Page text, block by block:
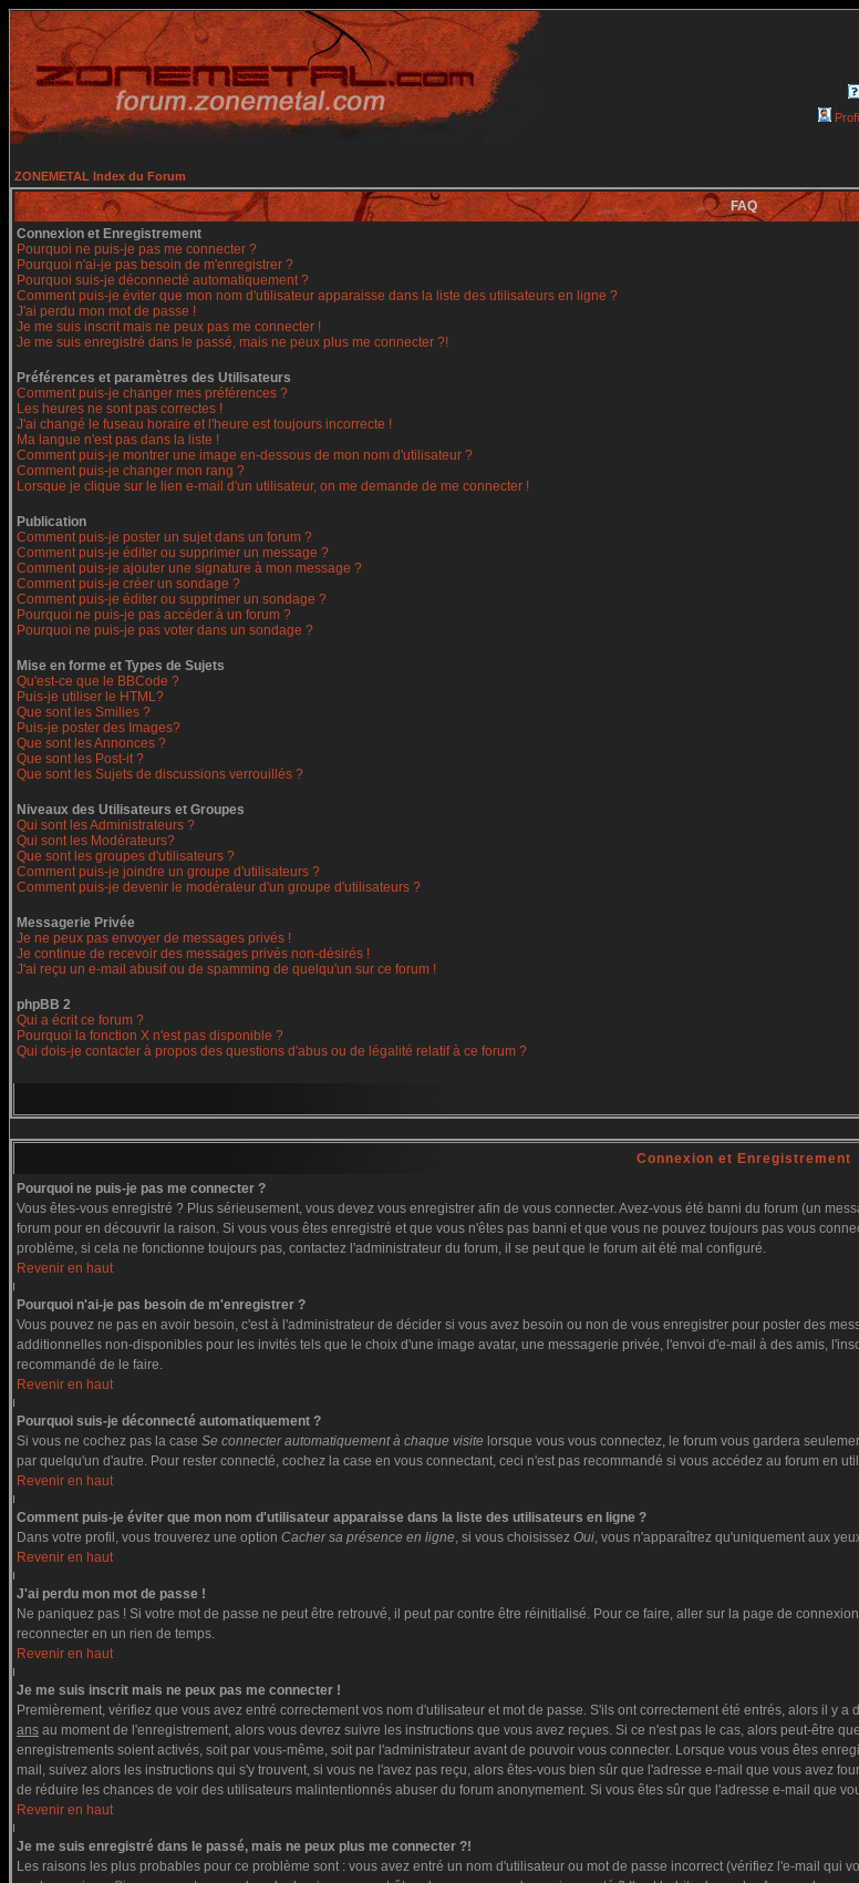
ZONEMETAL Index du Forum
FAQ
Connexion et Enregistrement
Pourquoi ne puis-je pas me connecter ?
Pourquoi n'ai-je pas besoin de m'enregistrer ?
Pourquoi suis-je déconnecté automatiquement ?
Comment puis-je éviter que mon nom d'utilisateur apparaisse dans la liste des utilisateurs en ligne ?
J'ai perdu mon mot de passe !
Je me suis inscrit mais ne peux pas me connecter !
Je me suis enregistré dans le passé, mais ne peux plus me connecter ?!
Préférences et paramètres des Utilisateurs
Comment puis-je changer mes préférences ?
Les heures ne sont pas correctes !
J'ai changé le fuseau horaire et l'heure est toujours incorrecte !
Ma langue n'est pas dans la liste !
Comment puis-je montrer une image en-dessous de mon nom d'utilisateur ?
Comment puis-je changer mon rang ?
Lorsque je clique sur le lien e-mail d'un utilisateur, on me demande de me connecter !
Publication
Comment puis-je poster un sujet dans un forum ?
Comment puis-je éditer ou supprimer un message ?
Comment puis-je ajouter une signature à mon message ?
Comment puis-je créer un sondage ?
Comment puis-je éditer ou supprimer un sondage ?
Pourquoi ne puis-je pas accéder à un forum ?
Pourquoi ne puis-je pas voter dans un sondage ?
Mise en forme et Types de Sujets
Qu'est-ce que le BBCode ?
Puis-je utiliser le HTML?
Que sont les Smilies ?
Puis-je poster des Images?
Que sont les Annonces ?
Que sont les Post-it ?
Que sont les Sujets de discussions verrouillés ?
Niveaux des Utilisateurs et Groupes
Qui sont les Administrateurs ?
Qui sont les Modérateurs?
Que sont les groupes d'utilisateurs ?
Comment puis-je joindre un groupe d'utilisateurs ?
Comment puis-je devenir le modérateur d'un groupe d'utilisateurs ?
Messagerie Privée
Je ne peux pas envoyer de messages privés !
Je continue de recevoir des messages privés non-désirés !
J'ai reçu un e-mail abusif ou de spamming de quelqu'un sur ce forum !
phpBB 2
Qui a écrit ce forum ?
Pourquoi la fonction X n'est pas disponible ?
Qui dois-je contacter à propos des questions d'abus ou de légalité relatif à ce forum ?
Connexion et Enregistrement
Pourquoi ne puis-je pas me connecter ?
Vous êtes-vous enregistré ? Plus sérieusement, vous devez vous enregistrer afin de vous connecter. Avez-vous été banni du forum (un
forum pour en découvrir la raison. Si vous vous êtes enregistré et que vous n'êtes pas banni et que vous ne pouvez toujours pas vous
problème, si cela ne fonctionne toujours pas, contactez l'administrateur du forum, il se peut que le forum ait été mal configuré.
Revenir en haut
Pourquoi n'ai-je pas besoin de m'enregistrer ?
Vous pouvez ne pas en avoir besoin, c'est à l'administrateur de décider si vous avez besoin ou non de vous enregistrer pour poster des
additionnelles non-disponibles pour les invités tels que le choix d'une image avatar, une messagerie privée, l'envoi d'e-mail à des amis,
recommandé de le faire.
Revenir en haut
Pourquoi suis-je déconnecté automatiquement ?
Si vous ne cochez pas la case Se connecter automatiquement à chaque visite lorsque vous vous connectez, le forum vous gardera
par quelqu'un d'autre. Pour rester connecté, cochez la case en vous connectant, ceci n'est pas recommandé si vous accédez au forum en
Revenir en haut
Comment puis-je éviter que mon nom d'utilisateur apparaisse dans la liste des utilisateurs en ligne ?
Dans votre profil, vous trouverez une option Cacher sa présence en ligne, si vous choisissez Oui, vous n'apparaîtrez qu'uniquement aux
Revenir en haut
J'ai perdu mon mot de passe !
Ne paniquez pas ! Si votre mot de passe ne peut être retrouvé, il peut par contre être réinitialisé. Pour ce faire, aller sur la page de
reconnecter en un rien de temps.
Revenir en haut
Je me suis inscrit mais ne peux pas me connecter !
Premièrement, vérifiez que vous avez entré correctement vos nom d'utilisateur et mot de passe. S'ils ont correctement été entrés, alors il y
ans au moment de l'enregistrement, alors vous devrez suivre les instructions que vous avez reçues. Si ce n'est pas le cas, alors peut-être
enregistrements soient activés, soit par vous-même, soit par l'administrateur avant de pouvoir vous connecter. Lorsque vous vous êtes
mail, suivez alors les instructions qui s'y trouvent, si vous ne l'avez pas reçu, alors êtes-vous bien sûr que l'adresse e-mail que vous avez
de réduire les chances de voir des utilisateurs malintentionnés abuser du forum anonymement. Si vous êtes sûr que l'adresse e-mail que
Revenir en haut
Je me suis enregistré dans le passé, mais ne peux plus me connecter ?!
Les raisons les plus probables pour ce problème sont : vous avez entré un nom d'utilisateur ou mot de passe incorrect (vérifiez l'e-mail